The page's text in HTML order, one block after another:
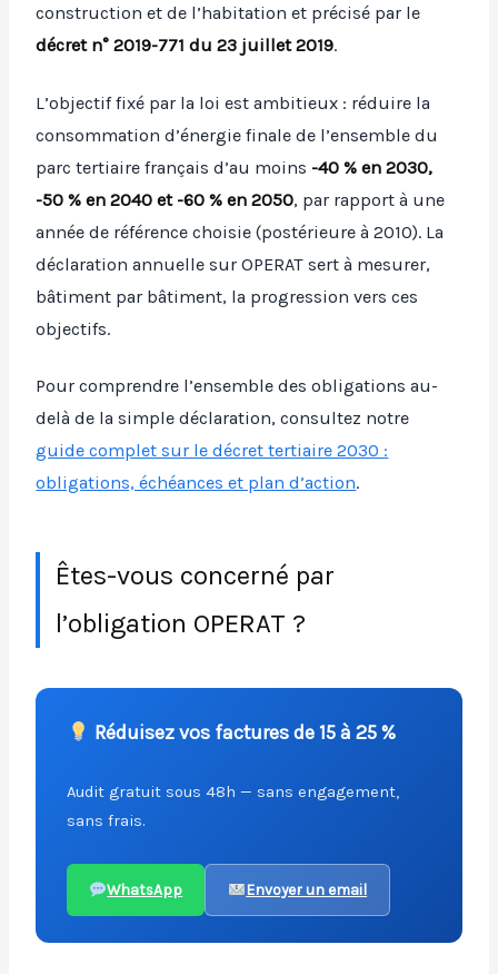
construction et de l’habitation et précisé par le
décret n° 2019-771 du 23 juillet 2019.
L’objectif fixé par la loi est ambitieux : réduire la
consommation d’énergie finale de l’ensemble du
parc tertiaire français d’au moins -40 % en 2030,
-50 % en 2040 et -60 % en 2050, par rapport à une
année de référence choisie (postérieure à 2010). La
déclaration annuelle sur OPERAT sert à mesurer,
bâtiment par bâtiment, la progression vers ces
objectifs.
Pour comprendre l’ensemble des obligations au-
delà de la simple déclaration, consultez notre
guide complet sur le décret tertiaire 2030 :
obligations, échéances et plan d’action.
Êtes-vous concerné par
l’obligation OPERAT ?
Réduisez vos factures de 15 à 25 %
Audit gratuit sous 48h — sans engagement,
sans frais.
WhatsApp Envoyer un email